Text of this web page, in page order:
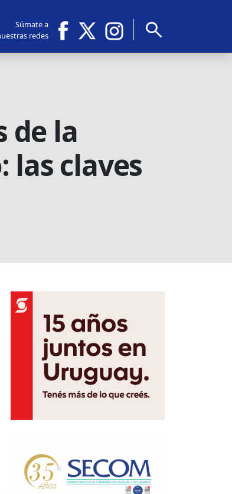
Súmate a
redes
search
de la
las claves